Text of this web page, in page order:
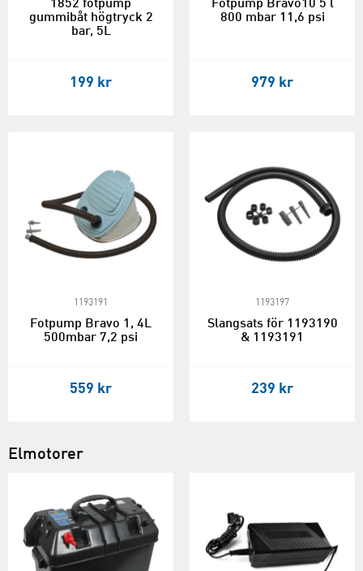
1852 fotpump
gummibåt högtryck 2
bar, 5L
199 kr
Fotpump Bravo10 5 l
800 mbar 11,6 psi
979 kr
1193191
Fotpump Bravo 1, 4L
500mbar 7,2 psi
559 kr
1193197
Slangsats för 1193190
& 1193191
239 kr
Elmotorer